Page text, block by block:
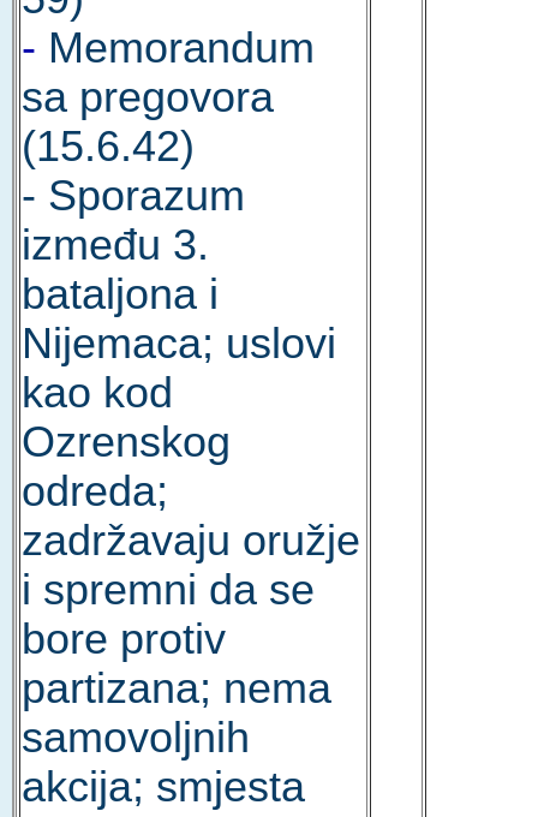
- Memorandum
sa pregovora
(15.6.42)
- Sporazum
između 3.
bataljona i
Nijemaca; uslovi
kao kod
Ozrenskog
odreda;
zadržavaju oružje
i spremni da se
bore protiv
partizana; nema
samovoljnih
akcija; smjesta